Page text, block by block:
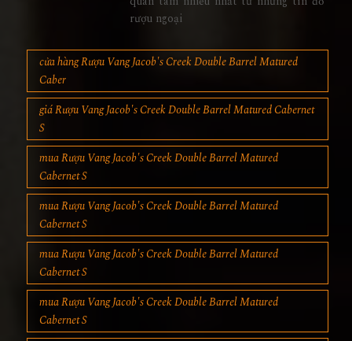
rượu ngoại
cửa hàng Rượu Vang Jacob's Creek Double Barrel Matured
Caber
giá Rượu Vang Jacob's Creek Double Barrel Matured Cabernet
S
mua Rượu Vang Jacob's Creek Double Barrel Matured
Cabernet S
mua Rượu Vang Jacob's Creek Double Barrel Matured
Cabernet S
mua Rượu Vang Jacob's Creek Double Barrel Matured
Cabernet S
mua Rượu Vang Jacob's Creek Double Barrel Matured
Cabernet S